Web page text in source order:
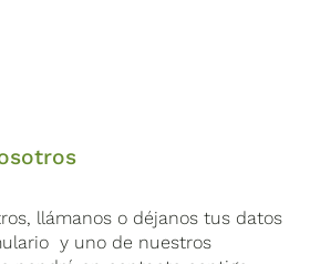
llámanos o déjanos tus datos
y uno de nuestros